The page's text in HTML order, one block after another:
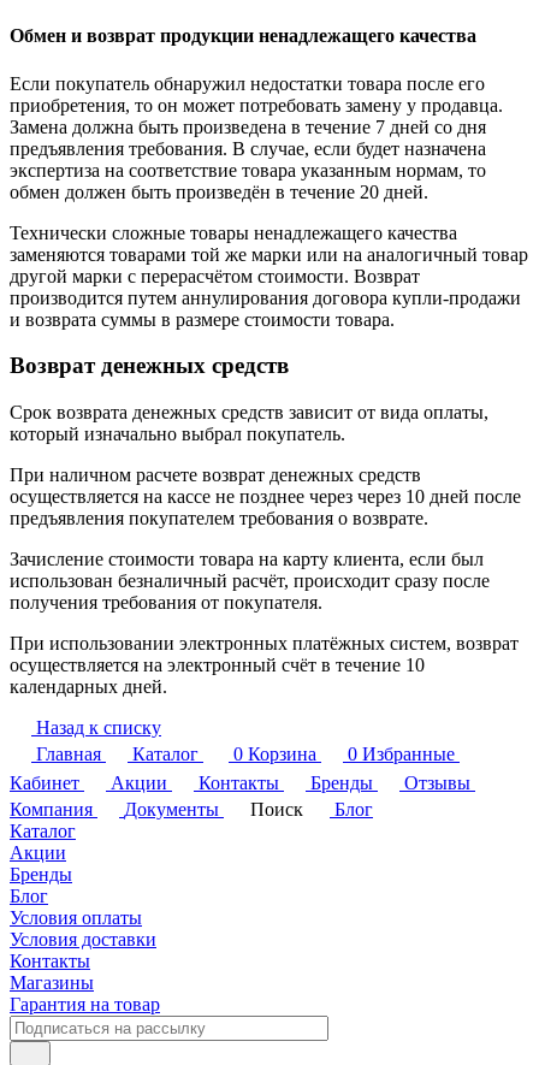
Обмен и возврат продукции ненадлежащего качества
Если покупатель обнаружил недостатки товара после его
приобретения, то он может потребовать замену у продавца.
Замена должна быть произведена в течение 7 дней со дня
предъявления требования. В случае, если будет назначена
экспертиза на соответствие товара указанным нормам, то
обмен должен быть произведён в течение 20 дней.
Технически сложные товары ненадлежащего качества
заменяются товарами той же марки или на аналогичный товар
другой марки с перерасчётом стоимости. Возврат
производится путем аннулирования договора купли-продажи
и возврата суммы в размере стоимости товара.
Возврат денежных средств
Срок возврата денежных средств зависит от вида оплаты,
который изначально выбрал покупатель.
При наличном расчете возврат денежных средств
осуществляется на кассе не позднее через через 10 дней после
предъявления покупателем требования о возврате.
Зачисление стоимости товара на карту клиента, если был
использован безналичный расчёт, происходит сразу после
получения требования от покупателя.
При использовании электронных платёжных систем, возврат
осуществляется на электронный счёт в течение 10
календарных дней.
Назад к списку
Главная
Каталог 0 Корзина 0 Избранные
Кабинет
Акции Контакты Бренды
Отзывы
Компания
Документы Поиск
Блог
Каталог
Акции
Бренды
Блог
Условия оплаты
Условия доставки
Контакты
Магазины
Гарантия на товар